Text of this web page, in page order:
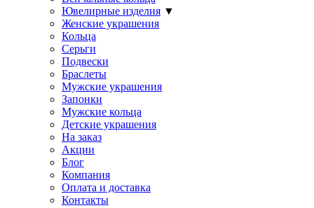
Ювелирные изделия ▼
Женские украшения
Кольца
Серьги
Подвески
Браслеты
Мужские украшения
Запонки
Мужские кольца
Детские украшения
На заказ
Акции
Блог
Компания
Оплата и доставка
Контакты